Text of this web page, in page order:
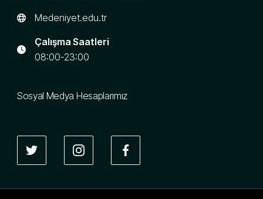
Medeniyet.edu.tr
Çalışma Saatleri
08:00-23:00
Sosyal Medya Hesaplarımız